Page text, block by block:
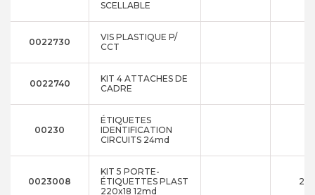
SCELLABLE
0022730
VIS PLASTIQUE P/
CCT
0022740
KIT 4 ATTACHES DE
CADRE
00230
ÉTIQUETES
IDENTIFICATION
CIRCUITS 24md
0023008
KIT 5 PORTE-
ÉTIQUETTES PLAST
220x18 12md